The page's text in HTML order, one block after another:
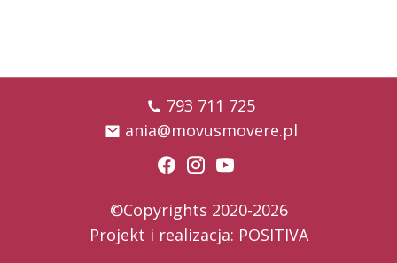
793 711 725
ania@movusmovere.pl
©Copyrights 2020-2026
Projekt i realizacja: POSITIVA